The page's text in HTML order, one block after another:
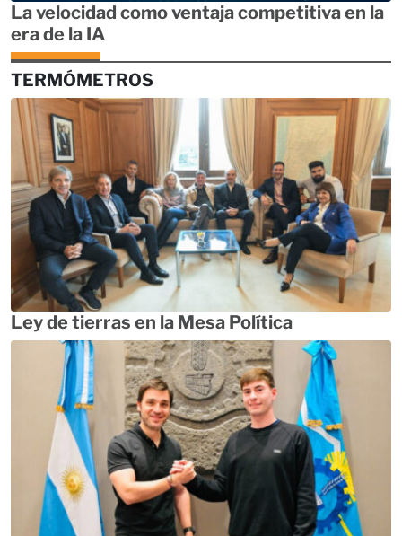
La velocidad como ventaja competitiva en la
era de la IA
TERMÓMETROS
Ley de tierras en la Mesa Política